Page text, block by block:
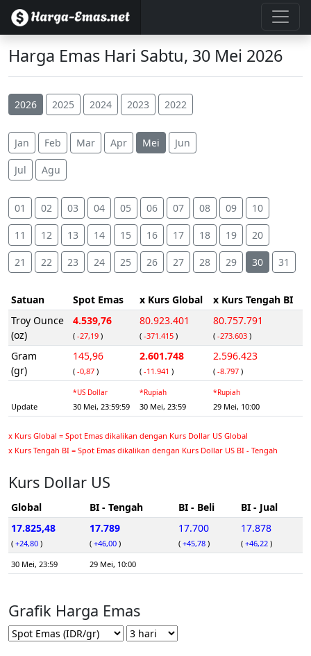
Harga Emas Hari Sabtu, 30 Mei 2026
2026 2025 2024 2023 2022
Jan Feb Mar Apr Mei Jun
Jul Agu
01 02 03 04 05 06 07 08 09 10
11 12 13 14 15 16 17 18 19 20
21 22 23 24 25 26 27 28 29 30 31
Satuan Spot Emas x Kurs Global
x Kurs Tengah BI
Troy Ounce
(oz)
4.539,76
( -27,19 )
80.923.401
( -371.415 )
80.757.791
( -273.603 )
Gram
(gr)
145,96
( -0,87 )
2.601.748
( -11.941 )
2.596.423
( -8.797 )
Update
*US Dollar
30 Mei, 23:59:59
*Rupiah
30 Mei, 23:59
*Rupiah
29 Mei, 10:00
x Kurs Global = Spot Emas dikalikan dengan Kurs Dollar US Global
x Kurs Tengah BI = Spot Emas dikalikan dengan Kurs Dollar US BI - Tengah
Kurs Dollar US
Global BI - Tengah BI - Beli
BI - Jual
17.825,48
( +24,80 )
17.789
( +46,00 )
17.700
( +45,78 )
17.878
( +46,22 )
30 Mei, 23:59
29 Mei, 10:00
Grafik Harga Emas